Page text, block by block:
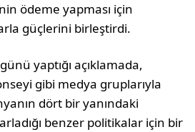
ödeme yapması için
güçlerini birleştirdi.
yaptığı açıklamada,
gibi medya gruplarıyla
dört bir yanındaki
benzer politikalar için bir